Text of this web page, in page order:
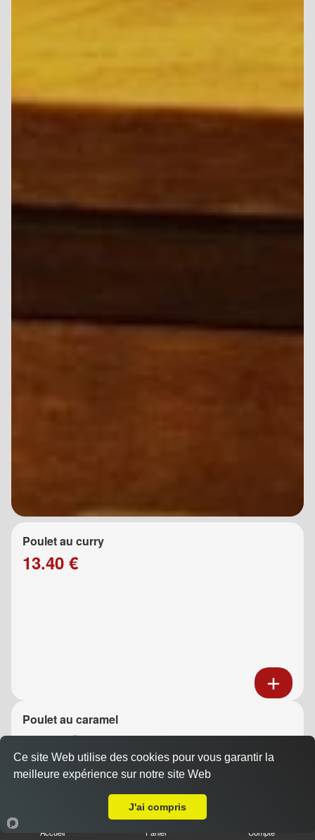
Poulet au curry
13.40 €
Poulet au caramel
13.40 €
Accueil Panier Compte
Ce site Web utilise des cookies pour vous garantir la
meilleure expérience sur notre site Web
J'ai compris